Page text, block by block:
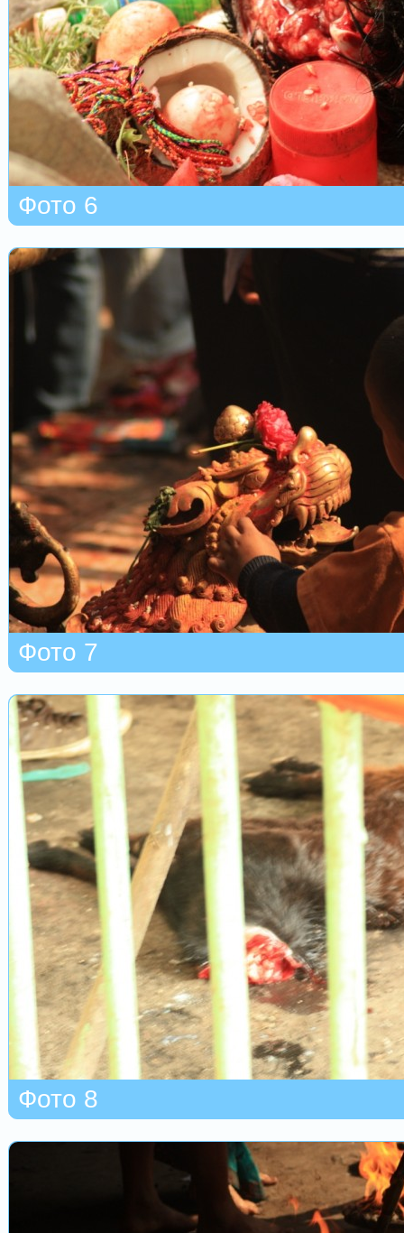
Фото 6
Фото 7
Фото 8